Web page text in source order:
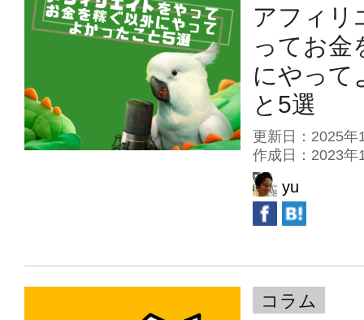
アフィリ
ってお金
にやって
と5選
更新日：2025
作成日：2023
yu
コラム